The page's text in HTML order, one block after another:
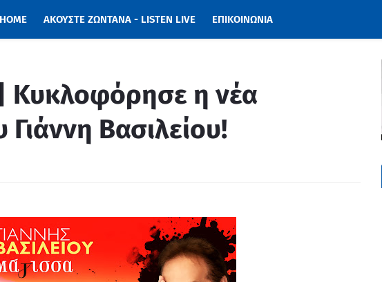
HOME ΑΚΟΥΣΤΕ ΖΩΝΤΑΝΑ - LISTEN LIVE ΕΠΙΚΟΙΝΩΝΙΑ
Κυκλοφόρησε η νέα
Γιάννη Βασιλείου!